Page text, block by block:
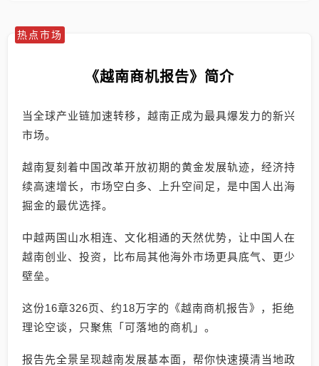
热点市场
《越南商机报告》简介
当全球产业链加速转移，越南正成为最具爆发力的新兴
市场。
越南复刻着中国改革开放初期的黄金发展轨迹，经济持
续高速增长，市场空白多、上升空间足，是中国人出海
掘金的最优选择。
中越两国山水相连、文化相通的天然优势，让中国人在
越南创业、投资，比布局其他海外市场更具底气、更少
壁垒。
这份16章326页、约18万字的《越南商机报告》，拒绝
理论空谈，只聚焦「可落地的商机」。
报告先全景呈现越南发展基本面，帮你快速摸清当地政